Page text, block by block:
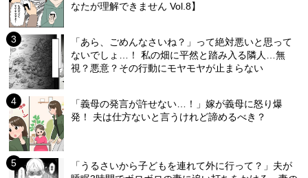
なたが理解できません Vol.8】
「あら、ごめんなさいね？」って絶対悪いと思って
ないでしょ…！ 私の畑に平然と踏み入る隣人…無
視？悪意？その行動にモヤモヤが止まらない
「義母の発言が許せない…！」嫁が義母に怒り爆
発！ 夫は仕方ないと言うけれど諦めるべき？
「うるさいから子どもを連れて外に行って？」夫が